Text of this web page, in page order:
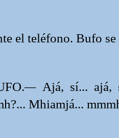
el teléfono. Bufo
—Ajá, sí... ajá,
Mhiamjá...